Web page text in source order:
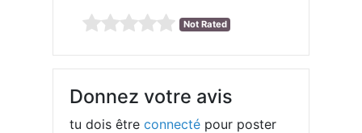
Not Rated
Donnez votre avis
tu dois êtreconnecté pour poster